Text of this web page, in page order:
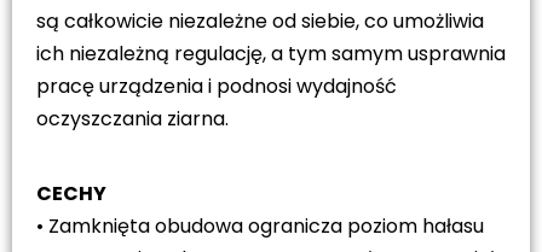
są całkowicie niezależne od siebie, co umożliwia
ich niezależną regulację, a tym samym usprawnia
pracę urządzenia i podnosi wydajność
oczyszczania ziarna.
CECHY
• Zamknięta obudowa ogranicza poziom hałasu